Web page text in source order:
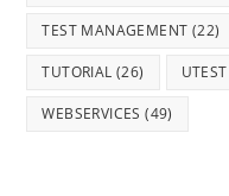
TEST MANAGEMENT (22)
TUTORIAL (26) UTEST
WEBSERVICES (49)